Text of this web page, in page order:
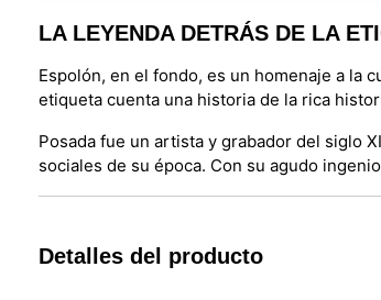
LA LEYENDA DETRÁS DE LA
Espolón, en el fondo, es un homenaje a la
etiqueta cuenta una historia de la rica
Posada fue un artista y grabador del siglo
sociales de su época. Con su agudo
Detalles del producto